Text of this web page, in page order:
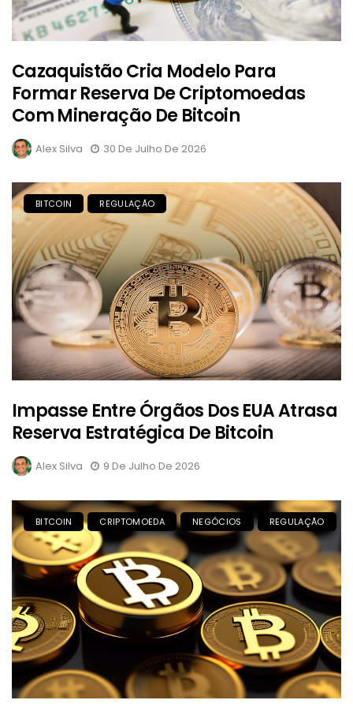
Cazaquistão Cria Modelo Para
Formar Reserva De Criptomoedas
Com Mineração De Bitcoin
Alex Silva 30 De Julho De 2026
BITCOIN REGULAÇÃO
Impasse Entre Órgãos Dos EUA Atrasa
Reserva Estratégica De Bitcoin
Alex Silva 9 De Julho De 2026
BITCOIN CRIPTOMOEDA NEGÓCIOS REGULAÇÃO